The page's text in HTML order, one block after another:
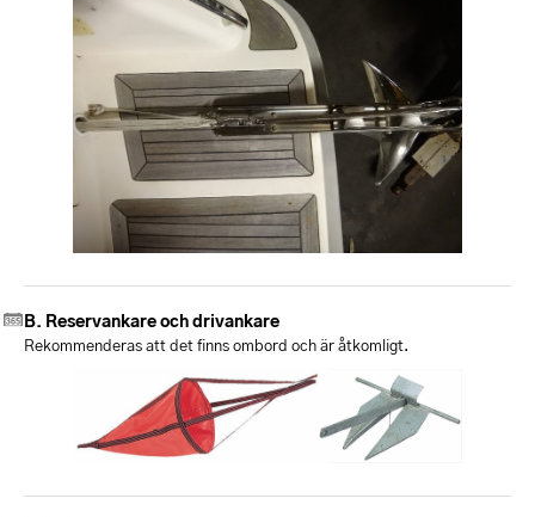
Reservankare och drivankare
Rekommenderas att det finns ombord och är åtkomligt.